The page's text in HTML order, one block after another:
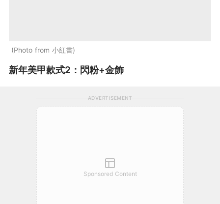
Photo from 小紅書
新年美甲款式2：閃粉+金飾
ADVERTISEMENT
Sponsored Content